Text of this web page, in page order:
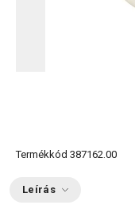
Termékkód 387162.00
Leírás